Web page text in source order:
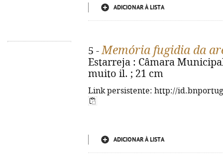
ADICIONAR À LISTA
5 -Memória fugidia da
Estarreja : Câmara
muito il. ; 21 cm
Link persistente: http://
ADICIONAR À LISTA